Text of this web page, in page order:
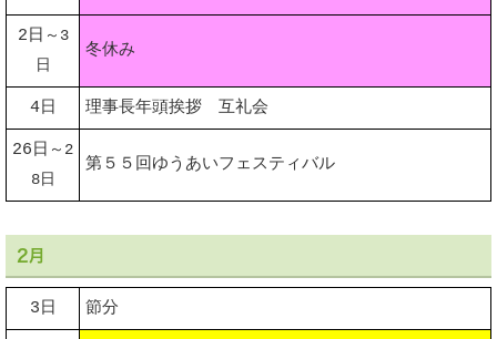
2日 ～3
日
冬休み
4日 理事長年頭挨拶 互礼会
26日 ～2
8日
第５５回ゆうあいフェスティバル
2月
3日 節分